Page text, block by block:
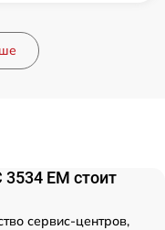
EM стоит
сервис-центров,